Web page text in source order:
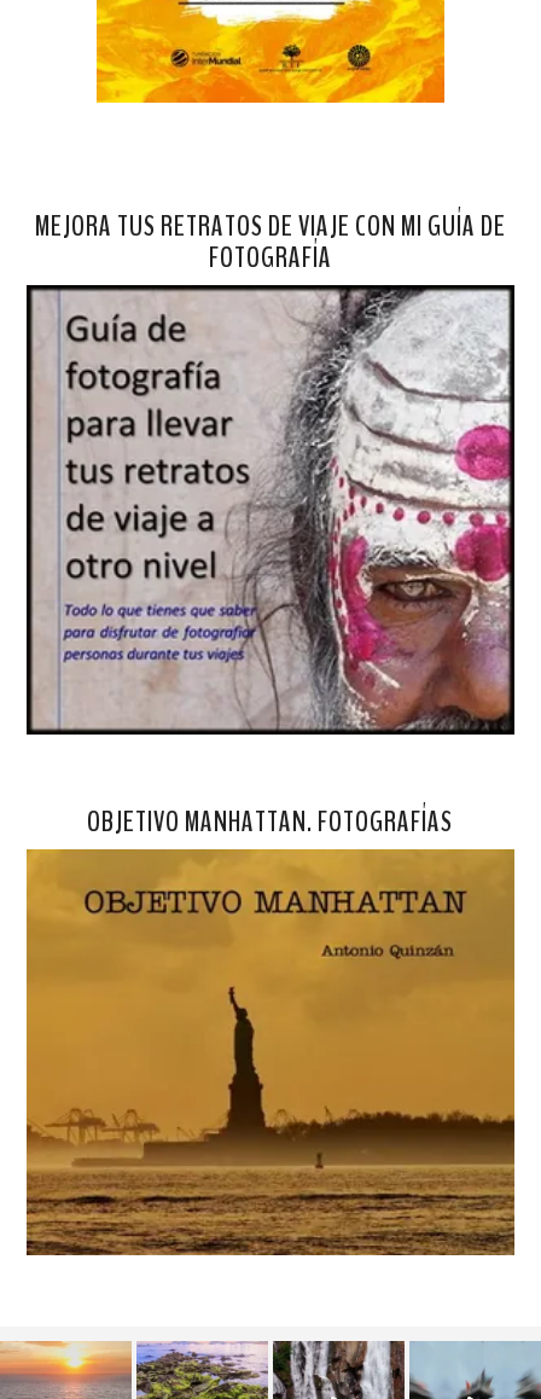
MEJORA TUS RETRATOS DE VIAJE CON MI GUÍA DE
FOTOGRAFÍA
OBJETIVO MANHATTAN. FOTOGRAFÍAS